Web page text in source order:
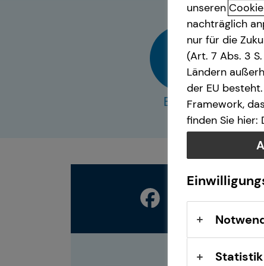
E-Mail
unseren
nachträglich
nur für die
(Art. 7 Abs. 3
Ländern
der EU
Framework,
finden Sie hier:
Statistik